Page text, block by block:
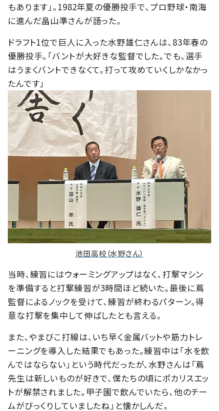
もあります」。1982年夏の優勝投手で、プロ野球・南海
に進んだ畠山準さんが語った。
ドラフト1位で巨人に入った水野雄仁さんは、83年春の
優勝投手。「バントが大好きな監督でした。でも、選手
はうまくバントできなくて。打って攻めていくしかなかっ
たんです」
池田高校（水野さん）
当時、練習にはウォーミングアップはなく、打撃マシン
を準備すると打撃練習が3時間ほど続いた。最後に蔦
監督によるノックを受けて、練習が終わるパターン。得
意な打撃を集中して伸ばしたとも言える。
また、やまびこ打線は、いち早く金属バットや筋力トレ
ーニングを導入した結果でもあった。練習中は「水を飲
んではならない」という時代だったが、水野さんは「蔦
先生は新しいものが好きで、僕たちの頃にポカリスエッ
トが解禁されました。甲子園で飲んでいたら、他のチー
ムがびっくりしていましたね」と懐かしんだ。